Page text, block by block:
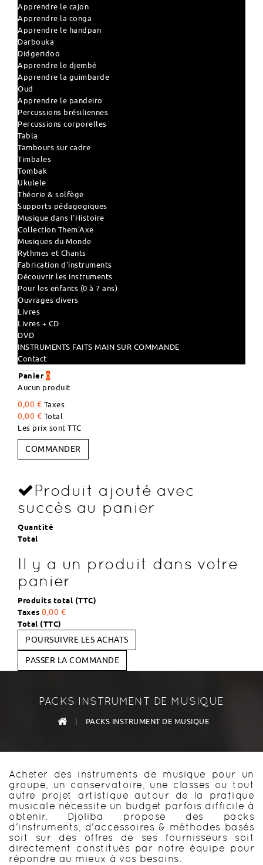
Apprendre le cajon
Apprendre la conga
Apprendre le handpan
Darbouka
Didgeridoo
Apprendre le djembé
Apprendre la guimbarde
Oud
Apprendre le pandeiro
Percussions brésiliennes
Percussions corporelles
Tabla
Tambours sur cadre
Timbales
Tombak
Ukulele
Théorie & solfège
Supports pédagogiques
Musique dans l'Histoire
Collection Them'Axe
Musiques du Monde
Rythmes et Chants
Fabrication d'instruments
Découvrir les instruments
Pour les enfants (0 à 7 ans)
Ouvrages divers
Livres
Livres + CD
DVD
INSTRUMENTS FAITS MAIN SUR COMMANDE
Contact
Panier 0
Aucun produit
0,00 € Taxes
0,00 € Total
Les prix sont TTC
COMMANDER
Produit ajouté avec
succès au panier
Quantité
Total
Il y a un produit dans votre
panier
Produits total (TTC)
Taxes 0,00 €
Total (TTC)
POURSUIVRE LES ACHATS
PASSER LA COMMANDE
PACKS INSTRUMENT DE MUSIQUE
| PACKS INSTRUMENT DE MUSIQUE
Acheter des instruments de musique pour un
groupe, un conservatoire, une classes ou tout
autre projet artistique autour de la pratique
musicale nécessite un budget parfois difficile à
obtenir. Djoliba propose des packs
d'instruments, d'accessoires & méthodes basés
soit sur des offres de ses fournisseurs soit
directement constitués par notre équipe pour
répondre au mieux à vos besoins.